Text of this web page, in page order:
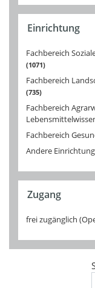
Einrichtung
Fachbereich
1071
Fachbereich
735
Fachbereich
Fachbereich
Andere
Zugang
frei zugänglich